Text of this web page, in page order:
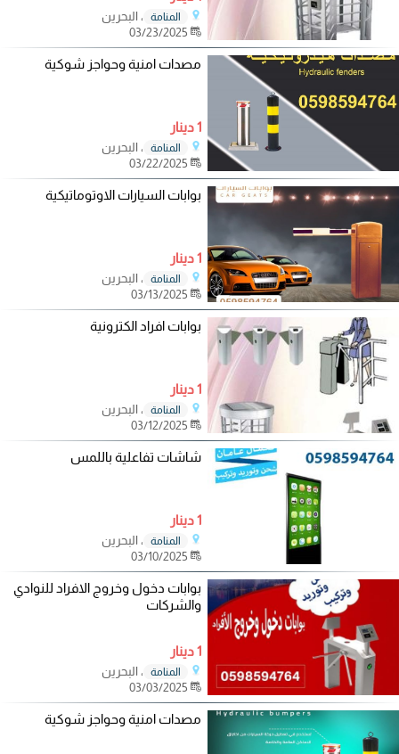
المنامة
، البحرين
مصدات امنية وحواجز شوكية
1 دينار
المنامة
، البحرين
بوابات السيارات الاوتوماتيكية
1 دينار
المنامة
، البحرين
بوابات افراد الكترونية
1 دينار
المنامة
، البحرين
شاشات تفاعلية باللمس
1 دينار
المنامة
، البحرين
بوابات دخول وخروج الافراد للنوادي
والشركات
1 دينار
المنامة
، البحرين
مصدات امنية وحواجز شوكية